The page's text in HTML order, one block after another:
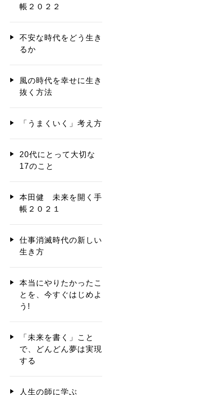
帳２０２２
不安な時代をどう生き
るか
風の時代を幸せに生き
抜く方法
「うまくいく」考え方
20代にとって大切な
17のこと
本田健 未来を開く手
帳２０２１
仕事消滅時代の新しい
生き方
本当にやりたかったこ
とを、今すぐはじめよ
う!
「未来を書く」こと
で、どんどん夢は実現
する
人生の師に学ぶ